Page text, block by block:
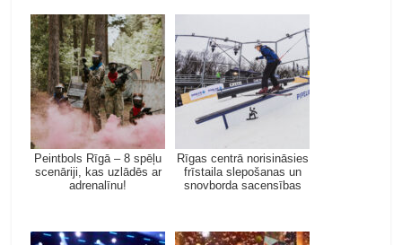
Peintbols Rīgā – 8 spēļu
scenāriji, kas uzlādēs ar
adrenalīnu!
Rīgas centrā norisināsies
frīstaila slepošanas un
snovborda sacensības